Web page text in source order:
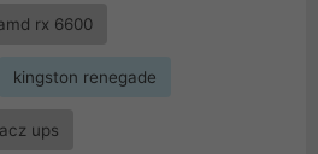
rx 6600
kingston renegade
ups